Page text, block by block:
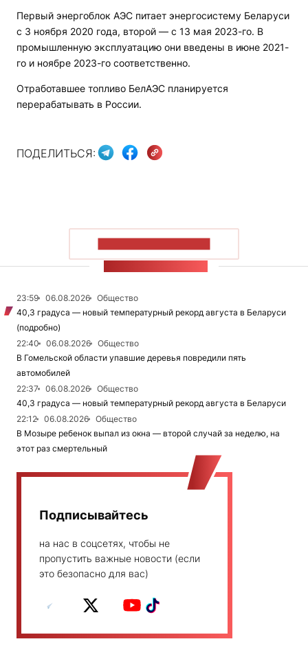
Первый энергоблок АЭС питает энергосистему Беларуси
с 3 ноября 2020 года, второй — с 13 мая 2023-го. В
промышленную эксплуатацию они введены в июне 2021-
го и ноябре 2023-го соответственно.
Отработавшее топливо БелАЭС планируется
перерабатывать в России.
ПОДЕЛИТЬСЯ:
23:59 06.08.2026
Общество
40,3 градуса — новый температурный рекорд августа в Беларуси
(подробно)
22:40
06.08.2026
Общество
В Гомельской области упавшие деревья повредили пять
автомобилей
22:37
06.08.2026
Общество
40,3 градуса — новый температурный рекорд августа в Беларуси
22:12
06.08.2026
Общество
В Мозыре ребенок выпал из окна — второй случай за неделю, на
этот раз смертельный
Подписывайтесь
на нас в соцсетях, чтобы не
пропустить важные новости (если
это безопасно для вас)